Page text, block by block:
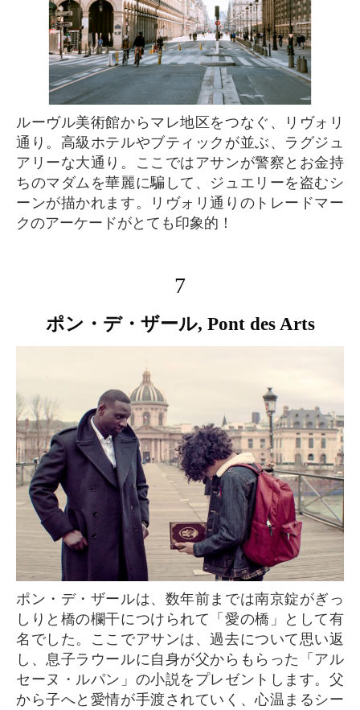
ルーヴル美術館からマレ地区をつなぐ、リヴォリ
通り。高級ホテルやブティックが並ぶ、ラグジュ
アリーな大通り。ここではアサンが警察とお金持
ちのマダムを華麗に騙して、ジュエリーを盗むシ
ーンが描かれます。リヴォリ通りのトレードマー
クのアーケードがとても印象的！
7
ポン・デ・ザール, Pont des Arts
ポン・デ・ザールは、数年前までは南京錠がぎっ
しりと橋の欄干につけられて「愛の橋」として有
名でした。ここでアサンは、過去について思い返
し、息子ラウールに自身が父からもらった「アル
セーヌ・ルパン」の小説をプレゼントします。父
から子へと愛情が手渡されていく、心温まるシー